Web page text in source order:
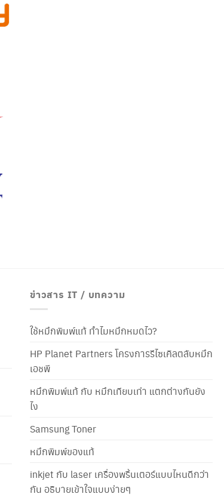
ข่าวสาร IT / บทความ
ใช้หมึกพิมพ์แท้ ทำไมหมึกหมดไว?
HP Planet Partners โครงการรีไซเคิลตลับหมึก
เอชพี
หมึกพิมพ์แท้ กับ หมึกเทียบเท่า แตกต่างกันยัง
ไง
Samsung Toner
หมึกพิมพ์ของแท้
inkjet กับ laser เครื่องพริ้นเตอร์แบบไหนดีกว่า
กัน อธิบายเข้าใจแบบง่ายๆ